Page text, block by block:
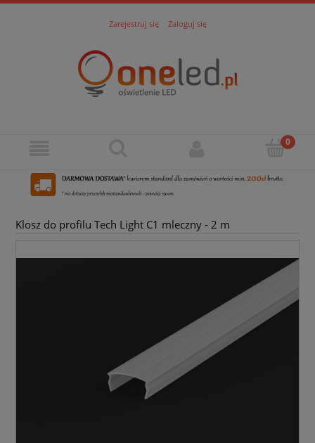
Zarejestruj się Zaloguj się
Klosz do profilu Tech Light C1 mleczny - 2 m